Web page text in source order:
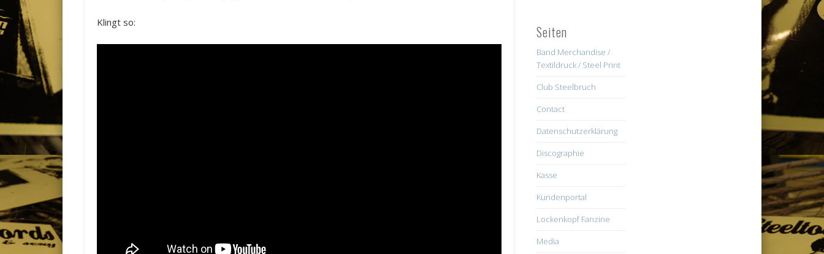
Klingt so:
Seiten
Band Merchandise /
Textildruck / Steel Print
Club Steelbruch
Contact
Datenschutzerklärung
Discographie
Kasse
Kundenportal
Lockenkopf Fanzine
Media